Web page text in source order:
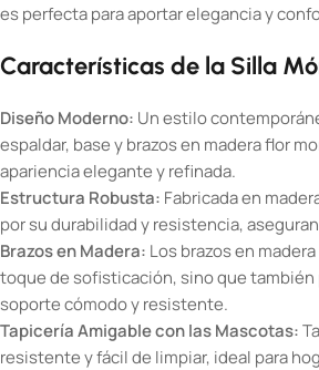
es perfecta para aportar elegancia y
Características de la Silla
Diseño Moderno: Un estilo
espaldar, base y brazos en madera flor
apariencia elegante y refinada.
Estructura Robusta: Fabricada en
por su durabilidad y resistencia,
Brazos en Madera: Los brazos en
toque de sofisticación, sino que también
soporte cómodo y resistente.
Tapicería Amigable con las Mascotas:
resistente y fácil de limpiar, ideal para